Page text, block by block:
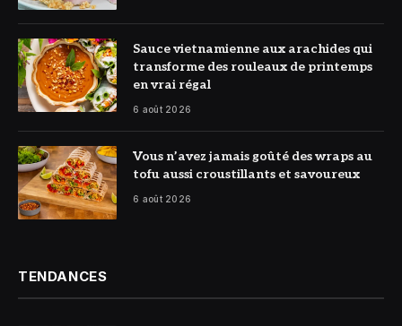
© DR
Sauce vietnamienne aux arachides qui
transforme des rouleaux de printemps
en vrai régal
6 août 2026
© DR
Vous n’avez jamais goûté des wraps au
tofu aussi croustillants et savoureux
6 août 2026
TENDANCES